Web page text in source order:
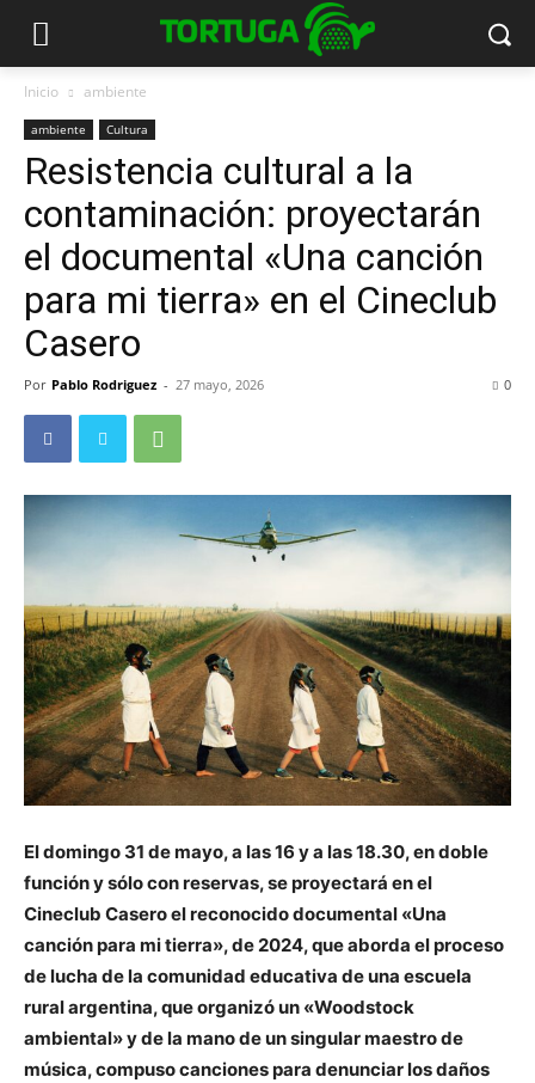
Inicio ambiente
ambiente Cultura
Resistencia cultural a la
contaminación: proyectarán
el documental «Una canción
para mi tierra» en el Cineclub
Casero
Por Pablo Rodriguez - 27 mayo, 2026 0
El domingo 31 de mayo, a las 16 y a las 18.30, en doble
función y sólo con reservas, se proyectará en el
Cineclub Casero el reconocido documental «Una
canción para mi tierra», de 2024, que aborda el proceso
de lucha de la comunidad educativa de una escuela
rural argentina, que organizó un «Woodstock
ambiental» y de la mano de un singular maestro de
música, compuso canciones para denunciar los daños